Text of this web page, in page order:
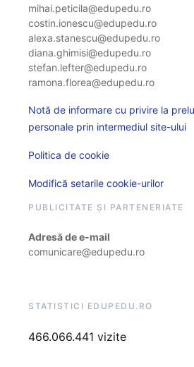
mihai.peticila@edupedu.ro
costin.ionescu@edupedu.ro
alexa.stanescu@edupedu.ro
diana.ghimisi@edupedu.ro
stefan.lefter@edupedu.ro
ramona.florea@edupedu.ro
Notă de informare cu privire la
personale prin intermediul site-ului
Politica de cookie
Modifică setarile cookie-urilor
PUBLICITATE ȘI PARTENERIATE
Adresă de e-mail
comunicare@edupedu.ro
STATISTICI EDUPEDU.RO
466.066.441 vizite